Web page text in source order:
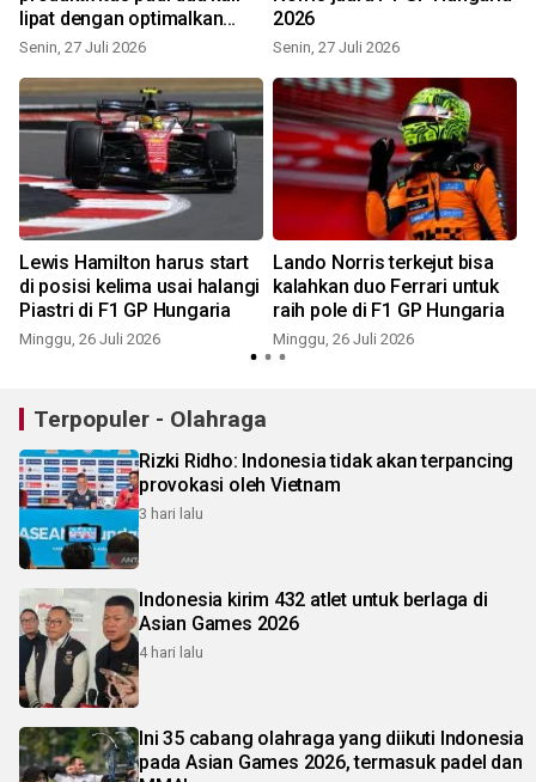
lipat dengan optimalkan
program PMAAS
Senin, 27 Juli 2026
2026
Senin, 27 Juli 2026
Lewis Hamilton harus start
di posisi kelima usai halangi
Piastri di F1 GP Hungaria
Minggu, 26 Juli 2026
Lando Norris terkejut bisa
kalahkan duo Ferrari untuk
raih pole di F1 GP Hungaria
Minggu, 26 Juli 2026
Terpopuler - Olahraga
Rizki Ridho: Indonesia tidak akan terpancing
provokasi oleh Vietnam
3 hari lalu
Indonesia kirim 432 atlet untuk berlaga di
Asian Games 2026
4 hari lalu
Ini 35 cabang olahraga yang diikuti Indonesia
pada Asian Games 2026, termasuk padel dan